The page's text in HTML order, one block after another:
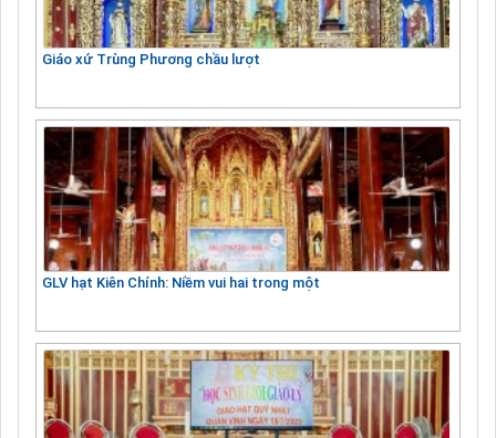
Giáo xứ Trùng Phương chầu lượt
GLV hạt Kiên Chính: Niềm vui hai trong một